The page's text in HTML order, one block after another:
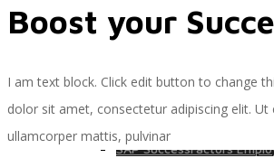
SAP SuccessFactors
Boost your
I am text block. Click edit button to change
dolor sit amet, consectetur adipiscing elit. Ut
ullamcorper mattis, pulvinar